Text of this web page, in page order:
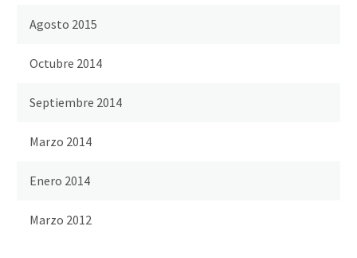
Agosto 2015
Octubre 2014
Septiembre 2014
Marzo 2014
Enero 2014
Marzo 2012